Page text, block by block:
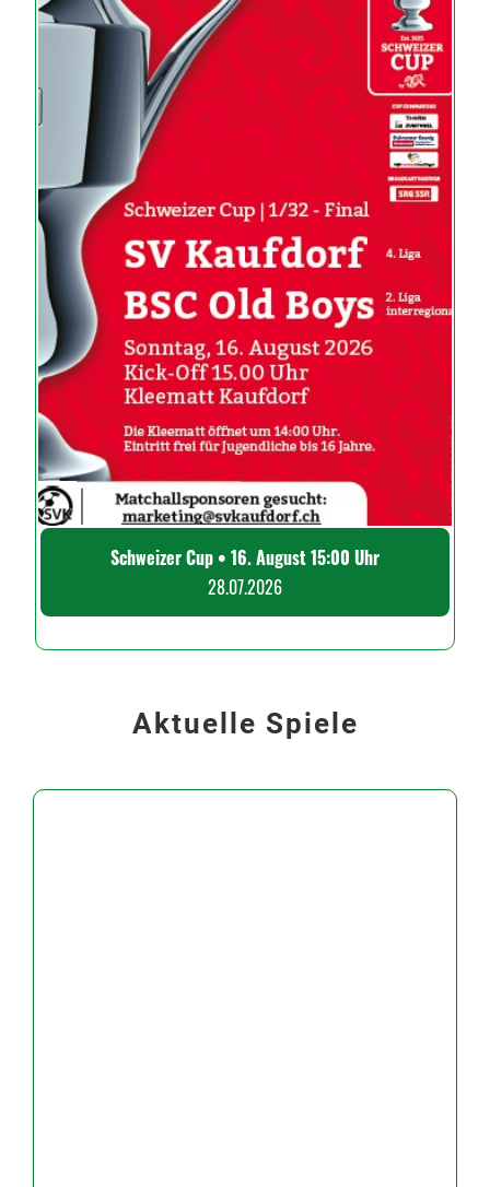
Schweizer Cup • 16. August 15:00 Uhr
28.07.2026
Aktuelle Spiele